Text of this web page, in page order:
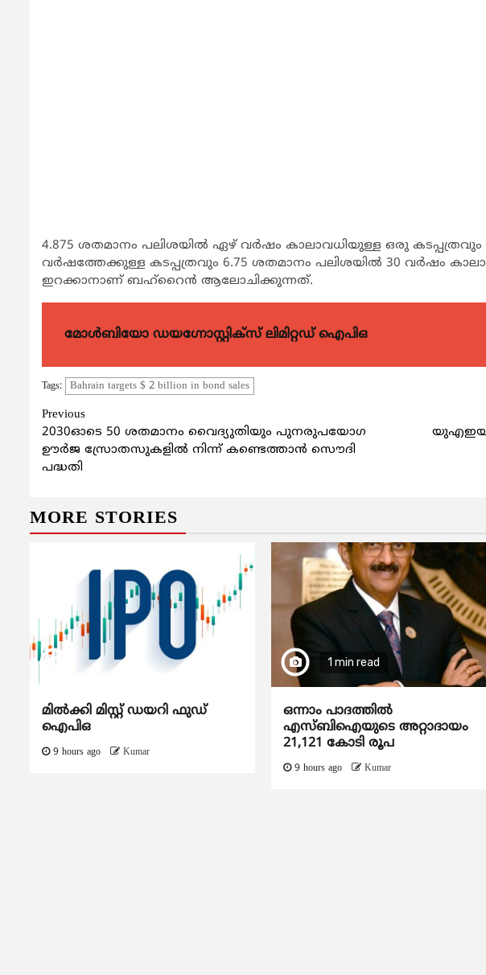
4.875 ശതമാനം പലിശയിൽ ഏഴ് വർഷം കാലാവധിയുള്ള ഒരു കടപ്പത്രവും
വർഷത്തേക്കുള്ള കടപ്പത്രവും 6.75 ശതമാനം പലിശയിൽ 30 വർഷം
ഇറക്കാനാണ് ബഹ്റൈൻ ആലോചിക്കുന്നത്.
മോൾബിയോ ഡയഗ്നോസ്റ്റിക്സ് ലിമിറ്റഡ് ഐപിഒ
Tags: Bahrain targets $ 2 billion in bond sales
Continue
Reading
Previous
2030ഓടെ 50 ശതമാനം വൈദ്യുതിയും പുനരുപയോഗ
ഊർജ സ്രോതസുകളിൽ നിന്ന് കണ്ടെത്താൻ സൌദി
പദ്ധതി
MORE STORIES
മിൽക്കി മിസ്റ്റ് ഡയറി ഫുഡ്
ഐപിഒ
9 hours ago Kumar
1 min read
ഒന്നാം പാദത്തിൽ
എസ്ബിഐയുടെ അറ്റാദായം
21,121 കോടി രൂപ
9 hours ago Kumar